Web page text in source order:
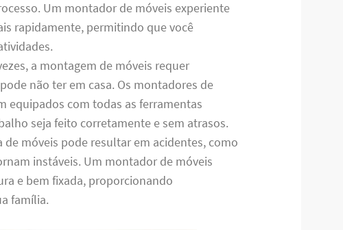
Um montador de móveis experiente
rapidamente, permitindo que você
a montagem de móveis requer
não ter em casa. Os montadores de
equipados com todas as ferramentas
seja feito corretamente e sem atrasos.
móveis pode resultar em acidentes, como
instáveis. Um montador de móveis
e bem fixada, proporcionando
família.